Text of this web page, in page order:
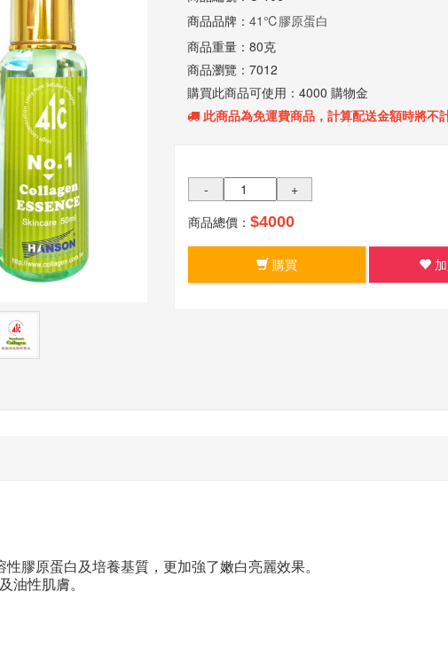
商品品牌： 41℃膠原蛋白
商品重量： 80克
商品瀏覽： 7012
購買此商品可使用： 4000 購物金
此商品為免運費商品，計算配送金額時將不
-
+
商品總價： $4000
購買
膠原蛋白及培養基質，更加強了嫩白亮麗效果。
油性肌膚。